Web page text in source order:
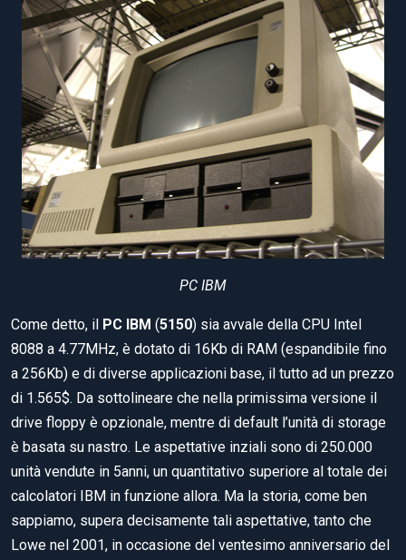
PC IBM
Come detto, il PC IBM (5150) sia avvale della CPU Intel
8088 a 4.77MHz, è dotato di 16Kb di RAM (espandibile fino
a 256Kb) e di diverse applicazioni base, il tutto ad un prezzo
di 1.565$. Da sottolineare che nella primissima versione il
drive floppy è opzionale, mentre di default l’unità di storage
è basata su nastro. Le aspettative inziali sono di 250.000
unità vendute in 5anni, un quantitativo superiore al totale dei
calcolatori IBM in funzione allora. Ma la storia, come ben
sappiamo, supera decisamente tali aspettative, tanto che
Lowe nel 2001, in occasione del ventesimo anniversario del